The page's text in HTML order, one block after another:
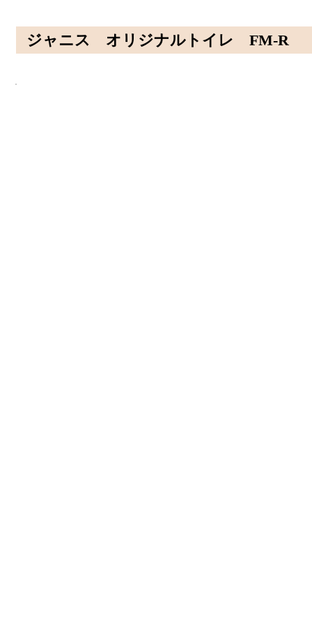
ジャニス オリジナルトイレ FM-R